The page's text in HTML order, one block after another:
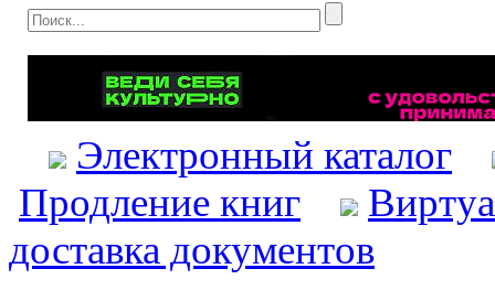
Электронный каталог
Продление книг
доставка документов